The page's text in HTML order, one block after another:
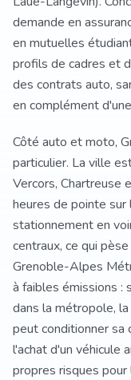
demande en
en mutuelles
profils de cadres et
des contrats auto,
en complément
Côté auto et moto,
particulier. La ville
Vercors, Chartreuse
heures de pointe
stationnement en
centraux, ce qui
Grenoble-Alpes
à faibles émissions :
dans la métropole,
peut conditionner sa
l'achat d'un véhicule
propres risques